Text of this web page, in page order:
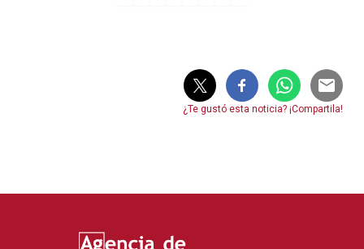
¿Te gustó esta noticia? ¡Compartila!